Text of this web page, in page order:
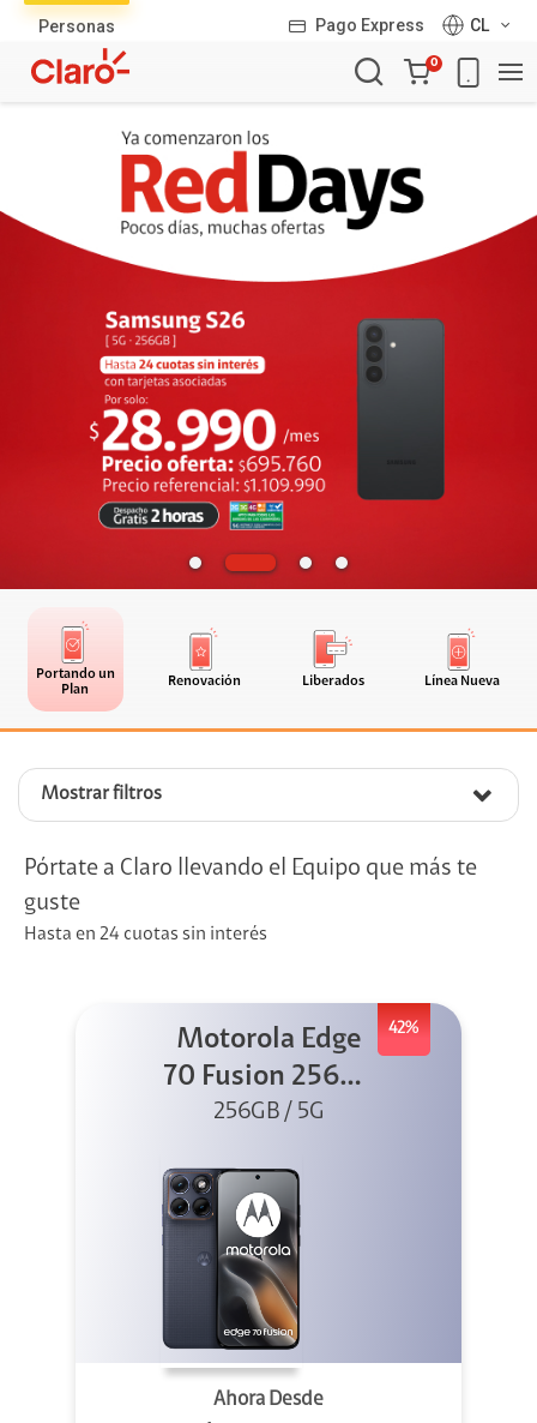
Personas Pago Express
CL
Carro
de
0
Portando un
Plan
Renovación Liberados Línea Nueva
Mostrar filtros
productos
Pórtate a Claro llevando el Equipo que más te
guste
Hasta en 24 cuotas sin interés
42%
Motorola Edge
70 Fusion 256GB
Azul
256GB / 5G
Ahora Desde